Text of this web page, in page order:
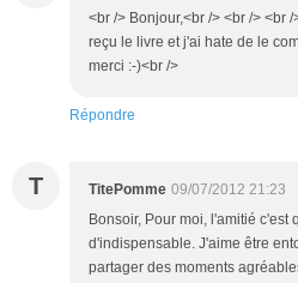
<br /> Bonjour,<br /> <br /> <br
reçu le livre et j'ai hate de le
merci :-)<br />
Répondre
T TitePomme 09/07/2012 21:23
Bonsoir, Pour moi, l'amitié
d'indispensable. J'aime être
partager des moments